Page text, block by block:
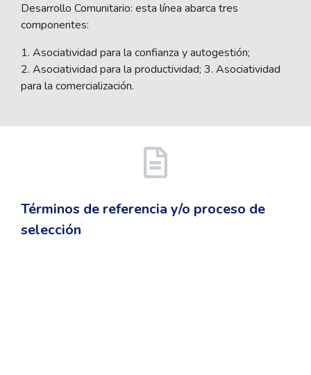
Desarrollo Comunitario: esta línea abarca tres
componentes:
1. Asociatividad para la confianza y autogestión;
2. Asociatividad para la productividad; 3. Asociatividad
para la comercialización.
Términos de referencia y/o proceso de
selección